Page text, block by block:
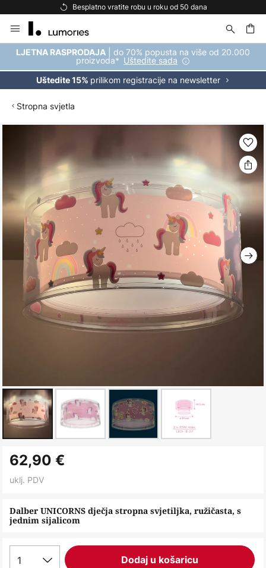
Besplatno vratite robu u roku od 50 dana
to
Content
LJETNA RASPRODAJA | do 70% popusta na više od 20.000
proizvoda* Uštedite sada
Uštedite 15% prilikom registracije na newsletter
Stropna svjetla
end
the
images
gallery
to
the
of
the
Dalber UNICORNS dječja stropna svjetiljka, ružičasta, s
jednim sijalicom
62,90 €
uklj. PDV
1 Dodaj u košaricu